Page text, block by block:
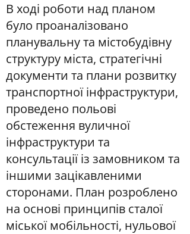
В ході роботи над планом
було проаналізовано
планувальну та містобудівну
структуру міста, стратегічні
документи та плани розвитку
транспортної інфраструктури,
проведено польові
обстеження вуличної
інфраструктури та
консультації із замовником та
іншими зацікавленими
сторонами. План розроблено
на основі принципів сталої
міської мобільності, нульової